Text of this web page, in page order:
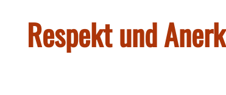
Respekt und